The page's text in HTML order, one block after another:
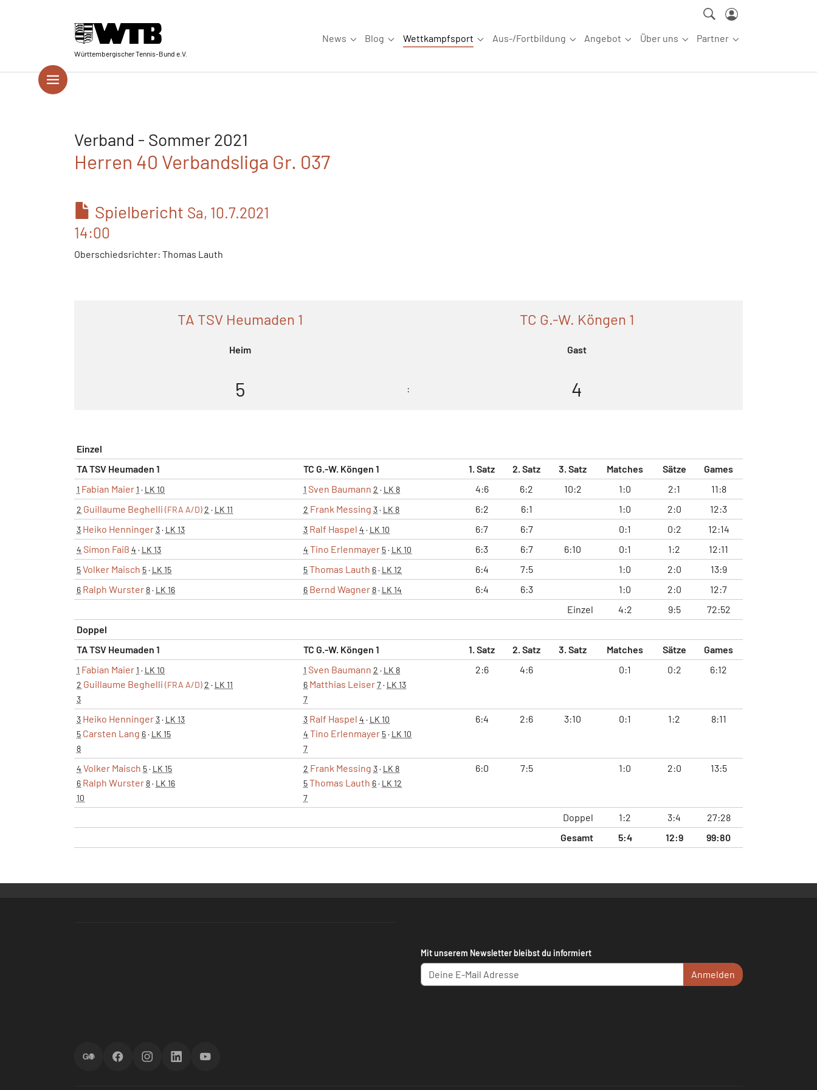
Württembergischer Tennis-Bund e.V.
News
Submenu for "News"
Blog
Submenu for "Blog"
Wettkampfsport
Submenu for "Wettkampfsport"
Aus-/Fortbildung
Submenu for "Aus-/Fortbildung"
Angebot
Submenu for "Angebot"
Über uns
Submenu for "Über uns"
Partner
Submenu for
Verband - Sommer 2021
Herren 40 Verbandsliga Gr. 037
Spielbericht Sa, 10.7.2021
14:00
Oberschiedsrichter: Thomas Lauth
TA TSV Heumaden 1
Heim
TC G.-W. Köngen 1
Gast
5 : 4
Einzel
TA TSV Heumaden 1
TC G.-W. Köngen 1 1. Satz 2. Satz 3. Satz Matches Sätze Games
1 Fabian Maier1 · LK 10 1 Sven Baumann 2 · LK 8 4:6 6:2 10:2 1:0 2:1 11:8
2 Guillaume Beghelli (FRA A/D)2 · LK 11 2 Frank Messing 3· LK 8 6:2 6:1 1:0 2:0 12:3
3 Heiko Henninger3· LK 13 3 Ralf Haspel 4 · LK 10 6:7 6:7 0:1 0:2 12:14
4 Simon Faiß 4 · LK 13 4 Tino Erlenmayer 5· LK 10 6:3 6:7 6:10 0:1 1:2 12:11
5Volker Maisch 5· LK 15 5Thomas Lauth 6· LK 12 6:4 7:5 1:0 2:0 13:9
6 Ralph Wurster8· LK 16 6 Bernd Wagner8· LK 14 6:4 6:3 1:0 2:0
12:7
Einzel
4:2 9:5
72:52
Doppel
TA TSV Heumaden 1
TC G.-W. Köngen 1 1. Satz 2. Satz 3. Satz Matches Sätze Games
1 Fabian Maier1 · LK 10
2 Guillaume Beghelli (FRA A/D)2 · LK 11
3
1 Sven Baumann 2 · LK 8
6 Matthias Leiser7· LK 13
7
2:6 4:6 0:1 0:2 6:12
3 Heiko Henninger3· LK 13
5 Carsten Lang 6· LK 15
8
3 Ralf Haspel 4 · LK 10
4 Tino Erlenmayer 5· LK 10
7
6:4 2:6 3:10 0:1 1:2 8:11
4 Volker Maisch 5· LK 15
6 Ralph Wurster8· LK 16
10
2 Frank Messing 3· LK 8
5Thomas Lauth 6· LK 12
7
6:0 7:5 1:0 2:0 13:5
Doppel 1:2 3:4
27:28
Gesamt
5:4 12:9 99:80
Mit unserem Newsletter bleibst du informiert
Anmelden
ScoreGOFacebookInstagramLinkedInYouTube